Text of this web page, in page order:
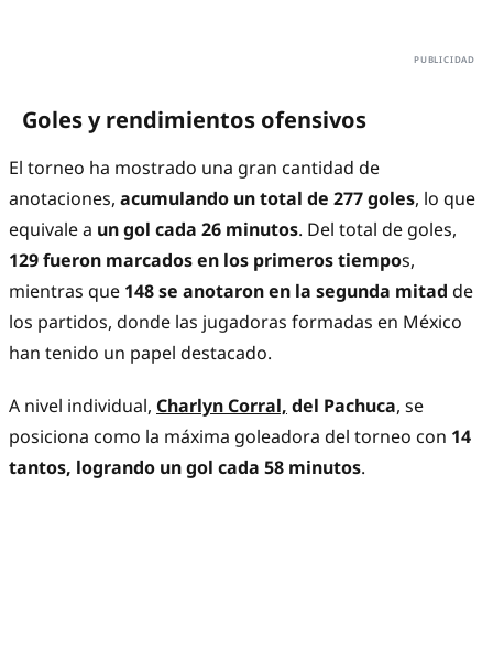
Goles y rendimientos ofensivos
El torneo ha mostrado una gran cantidad de
anotaciones, acumulando un total de 277 goles, lo que
equivale a un gol cada 26 minutos. Del total de goles,
129 fueron marcados en los primeros tiempos,
mientras que 148 se anotaron en la segunda mitad de
los partidos, donde las jugadoras formadas en México
han tenido un papel destacado.
A nivel individual, Charlyn Corral, del Pachuca, se
posiciona como la máxima goleadora del torneo con 14
tantos, logrando un gol cada 58 minutos.